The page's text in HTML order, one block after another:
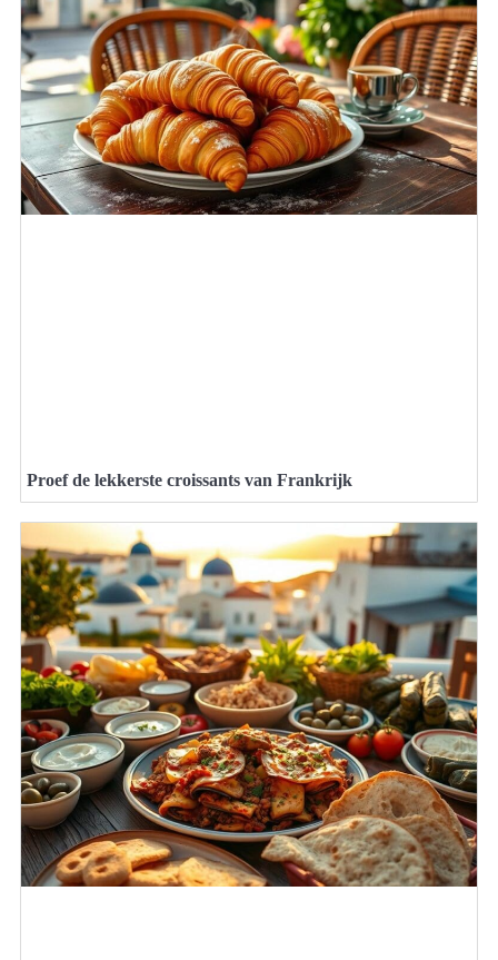
Proef de lekkerste croissants van Frankrijk